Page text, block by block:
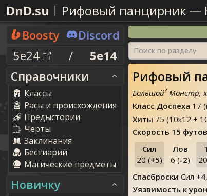
DnD.su Рифовый панцирник —
Boosty
Discord
5e24
/
5e14
Справочники
Классы
Расы и происхождения
Предыстории
Черты
Заклинания
Бестиарий
Магические предметы
Новичку
Поиск по разделу
Рифовый
Большой?Монстр,
Класс Доспеха 17
Хиты 75 (10к12 +
Скорость 15 футов
Сил
20 (+5)
Лов
6 (-2)
Спасброски Сил +4
Уязвимость к